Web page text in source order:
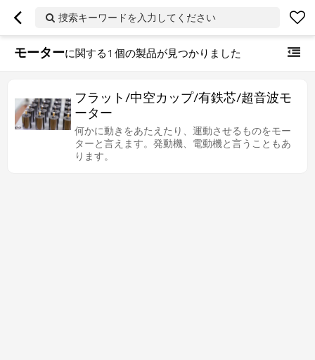
捜索キーワードを入力してください
モーターに関する1 個の製品が見つかりました
フラット/中空カップ/有鉄芯/超音波モ
ーター
何かに動きをあたえたり、運動させるものをモー
ターと言えます。発動機、電動機と言うこともあ
ります。